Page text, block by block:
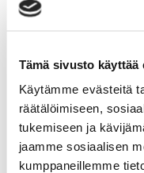
Tämä sivusto käyttää
Käytämme evästeitä
räätälöimiseen,
tukemiseen ja
jaamme sosiaalisen
kumppaneillemme
Muistathan
MoWe Card on
parhaiten